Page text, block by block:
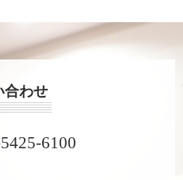
合わせ
6100